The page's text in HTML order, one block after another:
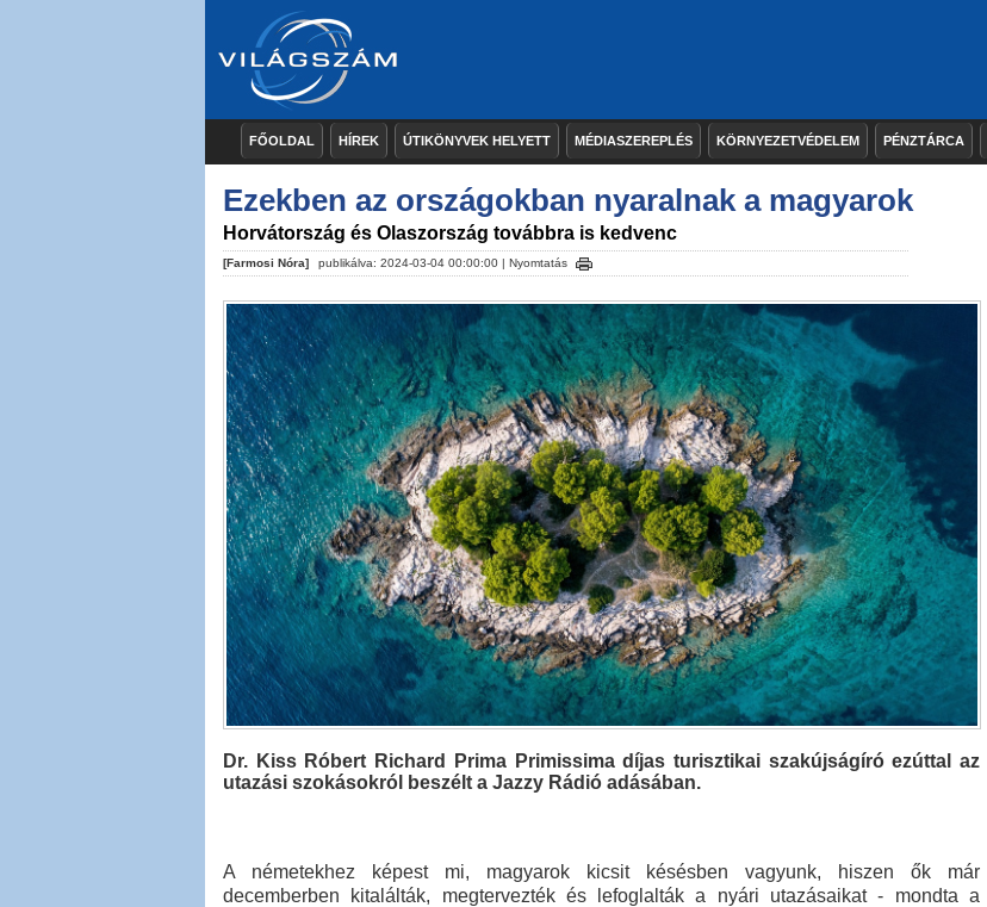
FŐOLDAL HÍREK ÚTIKÖNYVEK HELYETT MÉDIASZEREPLÉS KÖRNYEZETVÉDELEM PÉNZTÁRCA
Ezekben az országokban nyaralnak a magyarok
Horvátország és Olaszország továbbra is kedvenc
[Farmosi Nóra] publikálva: 2024-03-04 00:00:00 | Nyomtatás
Dr. Kiss Róbert Richard Prima Primissima díjas turisztikai szakújságíró ezúttal az
utazási szokásokról beszélt a Jazzy Rádió adásában.
A németekhez képest mi, magyarok kicsit késésben vagyunk, hiszen ők már
decemberben kitalálták, megtervezték és lefoglalták a nyári utazásaikat - mondta a